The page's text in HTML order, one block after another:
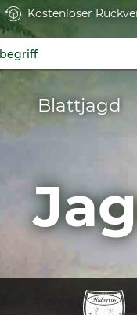
Kostenloser
Blattjagd